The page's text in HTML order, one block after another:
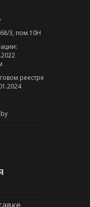
3, пом.10Н
реестре